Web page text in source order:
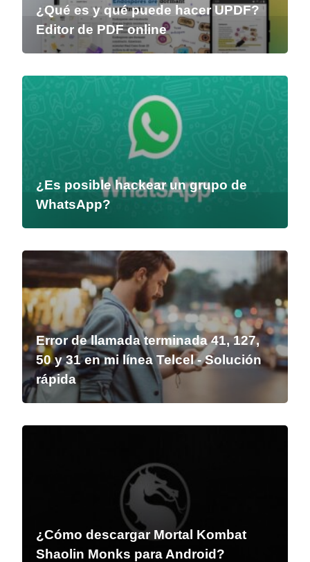
¿Qué es y qué puede hacer UPDF?
Editor de PDF online
¿Es posible hackear un grupo de
WhatsApp?
Error de llamada terminada 41, 127,
50 y 31 en mi línea Telcel - Solución
rápida
¿Cómo descargar Mortal Kombat
Shaolin Monks para Android?